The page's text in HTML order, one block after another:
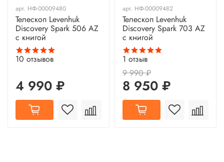
арт. НФ-00009480
Телескоп Levenhuk
Discovery Spark 506 AZ
с книгой
10 отзывов
4 990 ₽
арт. НФ-00009482
Телескоп Levenhuk
Discovery Spark 703 AZ
с книгой
1 отзыв
9 990 ₽
8 950 ₽